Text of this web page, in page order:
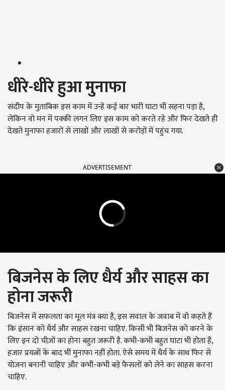
धीरे-धीरे हुआ मुनाफा
संदीप के मुताबिक इस काम में उन्हें कई बार भारी घाटा भी सहना पड़ा है,
लेकिन वो मन में पक्की लगन लिए इस काम को करते रहे और फिर देखते ही
देखते मुनाफा हजारों से लाखों और लाखों से करोड़ों में पहुंच गया.
ADVERTISEMENT
बिजनेस के लिए धैर्य और साहस का
होना जरूरी
बिजनेस में सफलता का मूल मंत्र क्या है, इस सवाल के जवाब में वो कहते हैं
कि इंसान को धैर्य और साहस रखना चाहिए. किसी भी बिजनेस को करने के
लिए इन दो चीज़ों का होना बहुत जरूरी है. कभी-कभी बहुत घाटा भी होता है,
हजार प्रयत्नों के बाद भी मुनाफा नहीं होता. ऐसे समय में धैर्य के साथ फिर से
योजना बनानी चाहिए और कभी-कभी बड़े फैसलों को लेने का साहस करना
चाहिए.